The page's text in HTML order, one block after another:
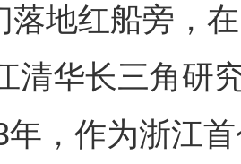
地红船旁，在
清华长三角研
年，作为浙江